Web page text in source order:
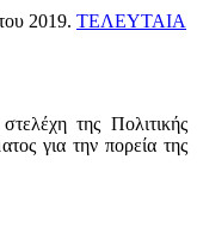
2019. ΤΕΛΕΥΤΑΙΑ
της Πολιτικής
για την πορεία της